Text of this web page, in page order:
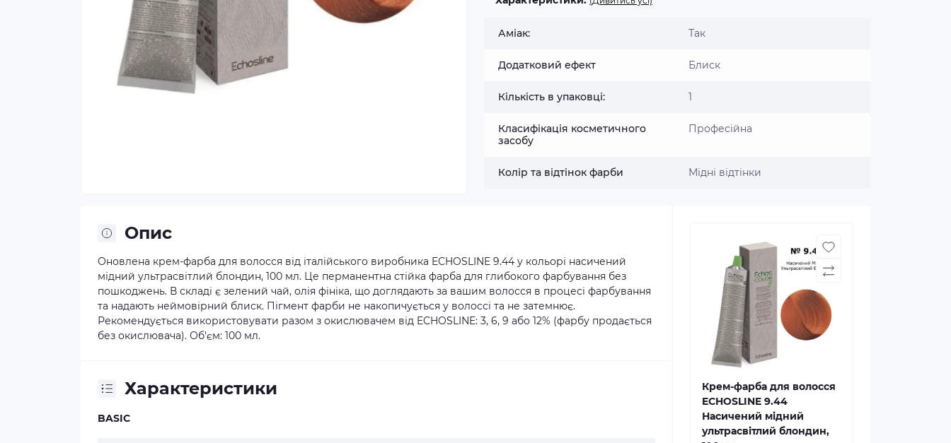
Аміак: Так
Додатковий ефект Блиск
Кількість в упаковці: 1
Класифікація косметичного
засобу
Професійна
Колір та відтінок фарби Мідні відтінки
Опис
Оновлена крем-фарба для волосся від італійського виробника ECHOSLINE 9.44 у кольорі насичений
мідний ультрасвітлий блондин, 100 мл. Це перманентна стійка фарба для глибокого фарбування без
пошкоджень. В складі є зелений чай, олія фініка, що доглядають за вашим волосся в процесі фарбування
та надають неймовірний блиск. Пігмент фарби не накопичується у волоссі та не затемнює.
Рекомендується використовувати разом з окислювачем від ECHOSLINE: 3, 6, 9 або 12% (фарбу продається
без окислювача). Об'єм: 100 мл.
Характеристики
BASIC
Крем-фарба для волосся
ECHOSLINE 9.44
Насичений мідний
ультрасвітлий блондин,